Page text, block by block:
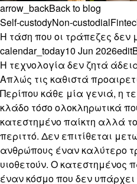
arrow_backBack to blog
Self-custodyNon-custodial
Η τάση που οι τράπεζες
calendar_today10 Jun 2026edit
Η τεχνολογία δεν ζητά
Απλώς τις καθιστά
Περίπου κάθε μία γενιά, η
κλάδο τόσο ολοκληρωτικά
κατεστημένο παίκτη αλλά
περιττό. Δεν επιτίθεται
ανθρώπους έναν καλύτερο
υιοθετούν. Ο κατεστημένος
έναν κόσμο που δεν υπάρχει